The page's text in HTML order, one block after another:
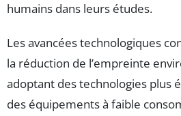
humains dans leurs études.
Les avancées technologiques
la réduction de l’empreinte
adoptant des technologies plus
des équipements à faible